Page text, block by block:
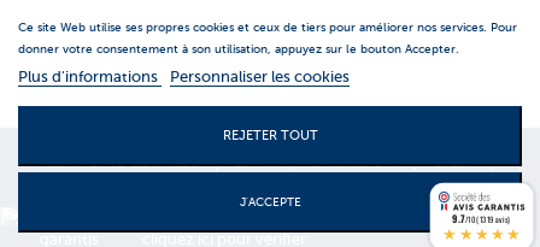
MENTIONS LEGALES|S.A.V.|LIVRAISON|C.G.V|
Ce site Web utilise ses propres cookies et ceux de tiers pour améliorer nos services. Pour
donner votre consentement à son utilisation, appuyez sur le bouton Accepter.
Plus d'informations Personnaliser les cookies
REJETER TOUT
J'ACCEPTE
Marchand approuvé par la Société des Avis Garantis,
9.7/10 (1319 avis)
★★★★★